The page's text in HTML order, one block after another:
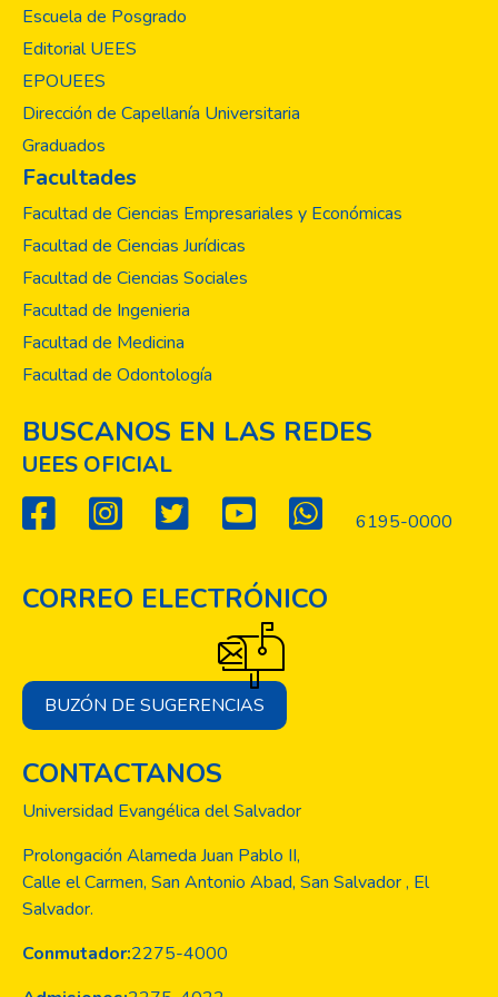
encontró que el grupo etario de 15 a 49
(69.7%) y mostró los niveles de estudio
más elevados para primer y segundo ciclo
población fueron gripe, tos, bronquitis y
sinusitis. El ingreso familiar promedio fue de
tiene casa propia. Solamente el 10.0%
consume agua potable y el 91.0% se
abastece de agua lluvia. Para la deposición
de las excretas, la mayoría hace uso de
alcantarillas (15.7%). El 29.21% mencionó
que la UEES había realizado proyectos que
fueron muy provechosos para ellos, como
los médico-odontológicos, apoyo a los CDI
y CE. De acuerdo a los habitantes, los
beneficios para ellos, así también los
proyectos educativos como el apoyo a los
Escuela de Posgrado
Editorial UEES
EPOUEES
Dirección de Capellanía Universitaria
Graduados
Facultades
Facultad de Ciencias Empresariales y Económicas
Facultad de Ciencias Jurídicas
Facultad de Ciencias Sociales
Facultad de Ingenieria
Facultad de Medicina
Facultad de Odontología
BUSCANOS EN LAS REDES
UEES OFICIAL
6195-0000
CORREO ELECTRÓNICO
BUZÓN DE SUGERENCIAS
CONTACTANOS
Universidad Evangélica del Salvador
Prolongación Alameda Juan Pablo II,
Calle el Carmen, San Antonio Abad, San Salvador , El
Salvador.
Conmutador:2275-4000